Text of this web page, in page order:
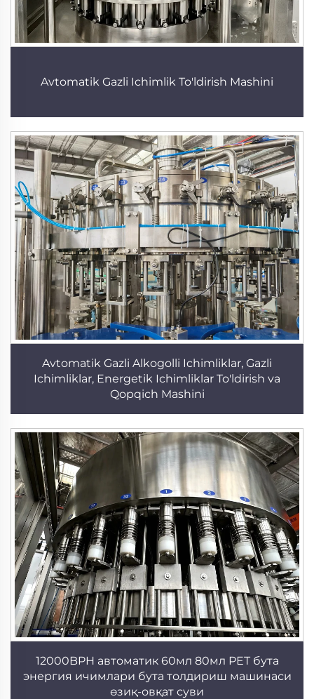
Avtomatik Gazli Ichimlik To'ldirish Mashini
Avtomatik Gazli Alkogolli Ichimliklar, Gazli
Ichimliklar, Energetik Ichimliklar To'ldirish va
Qopqich Mashini
12000BPH автоматик 60мл 80мл PET бута
энергия ичимлари бута толдириш машинаси
өзиқ-овқат суви